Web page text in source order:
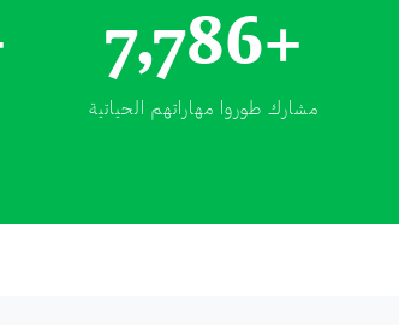
7,786
مشارك طوروا مهاراتهم الحياتية